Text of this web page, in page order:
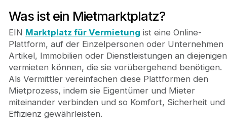
Fazit
Was ist ein Mietmarktplatz?
EIN Marktplatz für Vermietung ist eine Online-
Plattform, auf der Einzelpersonen oder Unternehmen
Artikel, Immobilien oder Dienstleistungen an diejenigen
vermieten können, die sie vorübergehend benötigen.
Als Vermittler vereinfachen diese Plattformen den
Mietprozess, indem sie Eigentümer und Mieter
miteinander verbinden und so Komfort, Sicherheit und
Effizienz gewährleisten.